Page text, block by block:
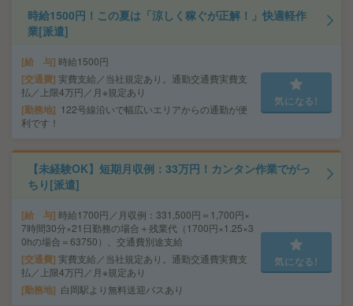
時給1500円！この夏は「涼しく稼ぐが正解！」快適軽作
業[派遣]
給 与 時給1500円
交通費 実費支給／当社規定あり。通勤交通費実費支
払／上限4万円／月※規定あり
勤務地
122号線沿いで幅広いエリアからの通勤が便
利です！
気になる!
【未経験OK】短期月収例：33万円！カンタン作業でがっ
ちり[派遣]
給 与 時給1700円／月収例：331,500円＝1,700円×
7時間30分×21日勤務の場合＋残業代（1700円×1.25×3
0hの場合＝63750）、交通費別途支給
交通費 実費支給／当社規定あり。通勤交通費実費支
払／上限4万円／月※規定あり
勤務地 白岡駅より無料送迎バスあり
気になる!